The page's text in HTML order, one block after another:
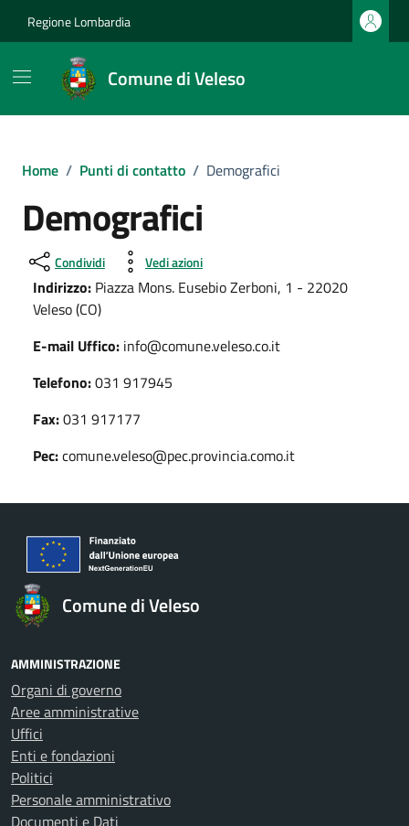
Regione Lombardia
Comune di Veleso
Home / Punti di contatto / Demografici
Demografici
Condividi Vedi azioni
Indirizzo: Piazza Mons. Eusebio Zerboni, 1 - 22020
Veleso (CO)
E-mail Uffico: info@comune.veleso.co.it
Telefono:031 917945
Fax:031 917177
Pec:comune.veleso@pec.provincia.como.it
Comune di Veleso
AMMINISTRAZIONE
Organi di governo
Aree amministrative
Uffici
Enti e fondazioni
Politici
Personale amministrativo
Documenti e Dati